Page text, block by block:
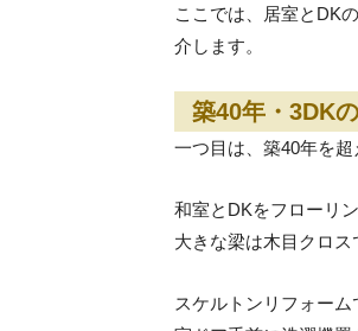
ここでは、居室とDK
介します。
築40年・3DK
一つ目は、築40年を超
和室とDKをフローリ
大きな梁は木目クロス
スケルトンリフォー